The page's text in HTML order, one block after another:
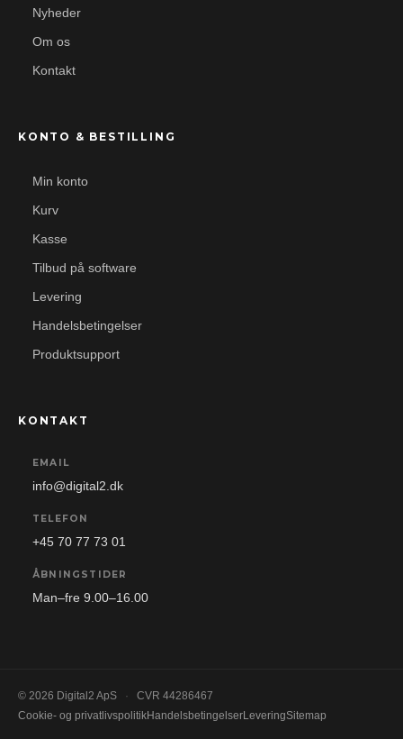
Nyheder
Om os
Kontakt
KONTO & BESTILLING
Min konto
Kurv
Kasse
Tilbud på software
Levering
Handelsbetingelser
Produktsupport
KONTAKT
EMAIL
info@digital2.dk
TELEFON
+45 70 77 73 01
ÅBNINGSTIDER
Man–fre 9.00–16.00
© 2026 Digital2 ApS ·
CVR 44286467
Cookie- og privatlivspolitikHandelsbetingelserLeveringSitemap